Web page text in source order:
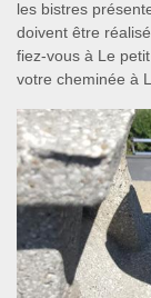
les bistres
doivent être
fiez-vous à Le
votre cheminée à